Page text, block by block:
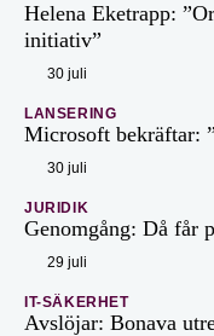
Helena Eketrapp:
initiativ”
30 juli
LANSERING
Microsoft bekräftar:
30 juli
JURIDIK
Genomgång: Då får
29 juli
IT-SÄKERHET
Avslöjar: Bonava